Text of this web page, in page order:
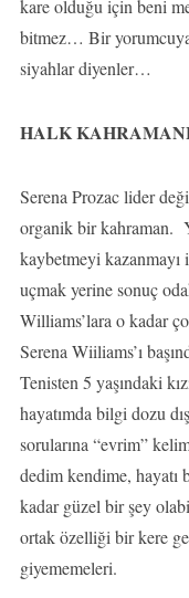
kare olduğu için beni
bitmez… Bir
siyahlar diyenler…
HALK
Serena Prozac lider
organik bir kahraman.
kaybetmeyi kazanmayı
uçmak yerine sonuç
Williams’lara o kadar
Serena Wiiliams’ı
Tenisten 5 yaşındaki
hayatımda bilgi dozu
sorularına “evrim”
dedim kendime, hayatı
kadar güzel bir şey
ortak özelliği bir kere
giyememeleri.